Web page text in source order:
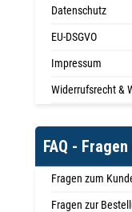
Datenschutz
EU-DSGVO
Impressum
Widerrufsrecht &
FAQ -
Fragen zum
Fragen zur